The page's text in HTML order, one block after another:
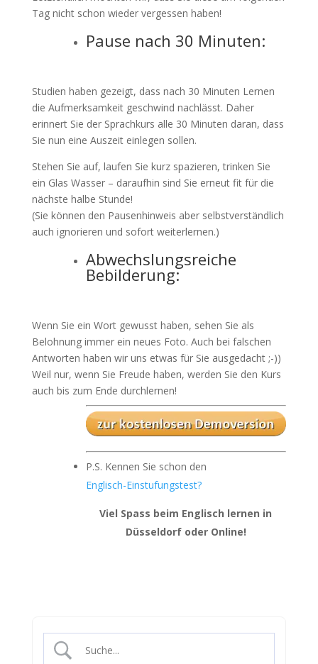
Tag nicht schon wieder vergessen haben!
Pause nach 30 Minuten:
Studien haben gezeigt, dass nach 30 Minuten Lernen
die Aufmerksamkeit geschwind nachlässt. Daher
erinnert Sie der Sprachkurs alle 30 Minuten daran, dass
Sie nun eine Auszeit einlegen sollen.
Stehen Sie auf, laufen Sie kurz spazieren, trinken Sie
ein Glas Wasser – daraufhin sind Sie erneut fit für die
nächste halbe Stunde!
(Sie können den Pausenhinweis aber selbstverständlich
auch ignorieren und sofort weiterlernen.)
Abwechslungsreiche
Bebilderung:
Wenn Sie ein Wort gewusst haben, sehen Sie als
Belohnung immer ein neues Foto. Auch bei falschen
Antworten haben wir uns etwas für Sie ausgedacht ;-))
Weil nur, wenn Sie Freude haben, werden Sie den Kurs
auch bis zum Ende durchlernen!
P.S. Kennen Sie schon den
Englisch-Einstufungstest?
Viel Spass beim Englisch lernen in
Düsseldorf oder Online!